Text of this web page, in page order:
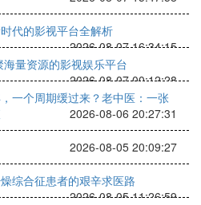
代的影视平台全解析
2026-08-07 16:34:15
量资源的影视娱乐平台
2026-08-07 00:12:28
一个周期缓过来？老中医：一张
2026-08-06 20:27:31
2026-08-05 20:09:27
综合征患者的艰辛求医路
2026-08-05 11:26:59